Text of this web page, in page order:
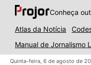
Conheça
Atlas da Notícia
Manual de Jornalismo
Quinta-feira, 6 de agosto de